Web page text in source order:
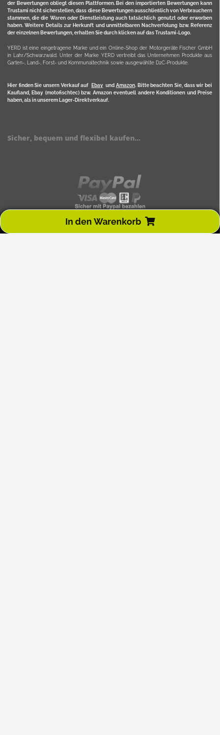
In den Warenkorb
der Bewertungen obliegt diesen Plattformen. Bei den importierten Bewertungen kann
Trustami nicht sicherstellen, dass diese Bewertungen ausschließlich von Verbrauchern
stammen, die die Waren oder Dienstleistung auch tatsächlich genutzt oder erworben
haben. Weitere Details zur Herkunft und unmittelbaren Nachverfolung bzw. Referenz
der einzelnen Bewertungen, erhalten Sie durch klicken auf das Trustami-Logo.
YERD ist eine eingetragene Marke und ein Online-Shop der Motorgeräte Fischer GmbH
in Lahr/Schwarzwald. Unter der Marke YERD vertreibt das Unternehmen Produkte aus
Garten-, Land-, Forst- und Kommunaltechnik sowie ausgewählte D2C-Produkte.
Hier finden Sie unsern Verkauf auf Ebayund Amazon. Bitte beachten Sie, dass wir bei
Kaufland, Ebay (motofischtec) bzw. Amazon eventuell andere Konditionen und Preise
haben, als in unserem Lager-Direktverkauf.
Sicher, bequem und flexibel kaufen...